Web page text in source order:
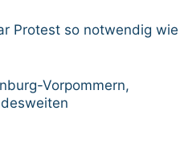
Protest so notwendig wie
Vorpommern,